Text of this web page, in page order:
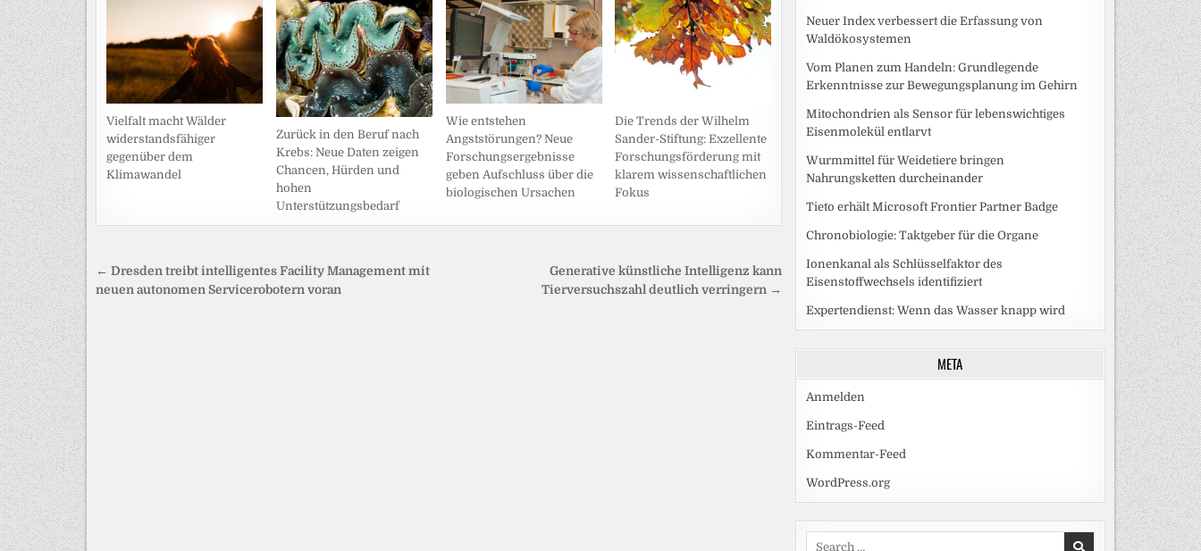
Vielfalt macht Wälder
widerstandsfähiger
gegenüber dem
Klimawandel
Zurück in den Beruf nach
Krebs: Neue Daten zeigen
Chancen, Hürden und
hohen
Unterstützungsbedarf
Wie entstehen
Angststörungen? Neue
Forschungsergebnisse
geben Aufschluss über die
biologischen Ursachen
Die Trends der Wilhelm
Sander-Stiftung: Exzellente
Forschungsförderung mit
klarem wissenschaftlichen
Fokus
Beitragsnavigation
Generative künstliche Intelligenz kann
Tierversuchszahl deutlich verringern →
← Dresden treibt intelligentes Facility Management mit
neuen autonomen Servicerobotern voran
Neuer Index verbessert die Erfassung von
Waldökosystemen
Vom Planen zum Handeln: Grundlegende
Erkenntnisse zur Bewegungsplanung im Gehirn
Mitochondrien als Sensor für lebenswichtiges
Eisenmolekül entlarvt
Wurmmittel für Weidetiere bringen
Nahrungsketten durcheinander
Tieto erhält Microsoft Frontier Partner Badge
Chronobiologie: Taktgeber für die Organe
Ionenkanal als Schlüsselfaktor des
Eisenstoffwechsels identifiziert
Expertendienst: Wenn das Wasser knapp wird
META
Anmelden
Eintrags-Feed
Kommentar-Feed
WordPress.org